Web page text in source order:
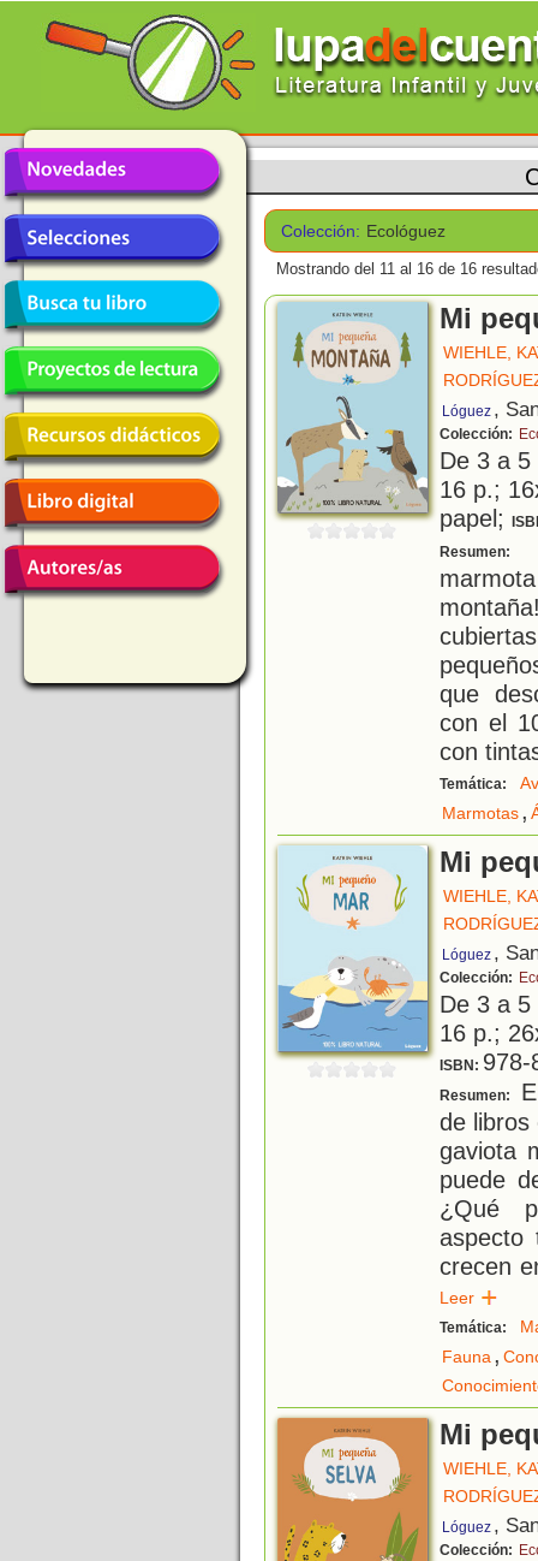
Colección: Ecológuez
Mostrando del 11 al 16 de 16
Mi
WIEHLE,
Lóguez ,
Colección:
De 3 a
16 p.;
papel;
Resumen:
que
con el
con
Temática:
Marmotas,
Mi
WIEHLE,
Lóguez ,
Colección:
De 3 a
16 p.;
ISBN: 978-
Resumen:
de libros
gaviota
puede
¿Qué
aspecto
crecen
Leer
Temática:
Fauna,
Mi
WIEHLE,
Lóguez ,
Colección: